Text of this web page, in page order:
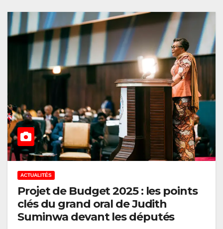
ACTUALITÉS
Projet de Budget 2025 : les points
clés du grand oral de Judith
Suminwa devant les députés